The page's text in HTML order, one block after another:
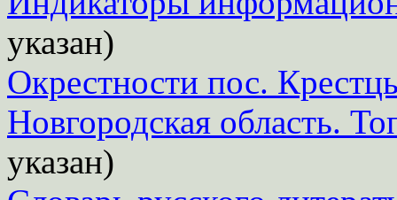
указан)
Окрестности пос.
Новгородская область.
указан)